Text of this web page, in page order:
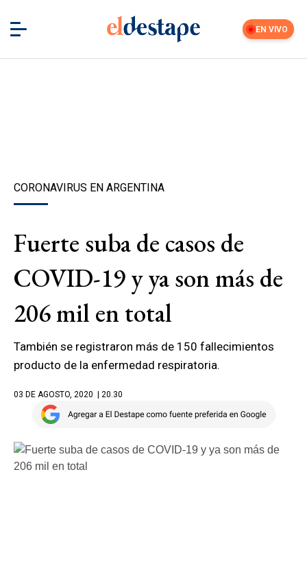
EN VIVO
CORONAVIRUS EN ARGENTINA
Fuerte suba de casos de
COVID-19 y ya son más de
206 mil en total
También se registraron más de 150 fallecimientos
producto de la enfermedad respiratoria.
03 DE AGOSTO, 2020 | 20.30